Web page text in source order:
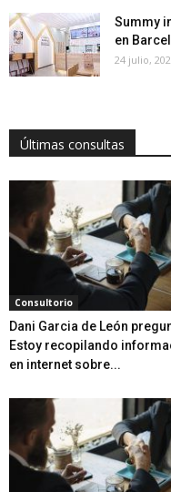
Summy
en
24 julio,
Últimas consultas
Consultorio
Dani Garcia de León
Estoy recopilando
en internet sobre...